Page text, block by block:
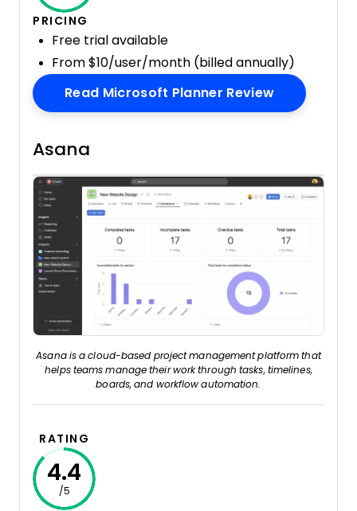
PRICING
Free trial available
From $10/user/month (billed annually)
Read Microsoft Planner ReviewOpens New
Asana
Asana is a cloud-based project management platform that
helps teams manage their work through tasks, timelines,
boards, and workflow automation.
RATING
4.4
/5